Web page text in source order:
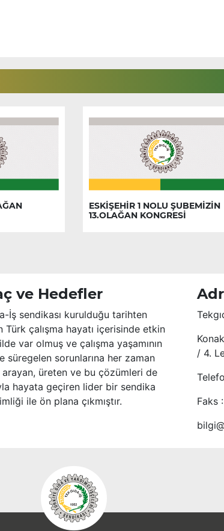
ESKİŞEHİR 1 NOLU ŞUBEMİZİN
13.OLAĞAN KONGRESİ
ve Hedefler
İş sendikası kurulduğu tarihten
Türk çalışma hayatı içerisinde etkin
var olmuş ve çalışma yaşamının
süregelen sorunlarına her zaman
üreten ve bu çözümleri de
hayata geçiren lider bir sendika
ile ön plana çıkmıştır.
/ 4.
Faks